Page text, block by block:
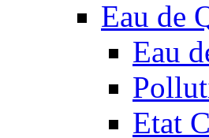
Eau de
Eau
Etat